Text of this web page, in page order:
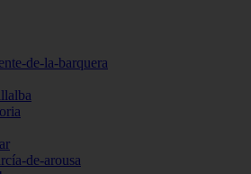
de-la-barquera
de-arousa